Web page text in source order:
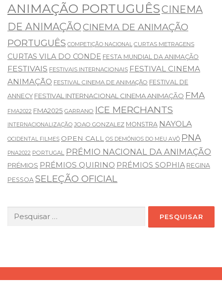
ANIMAÇÃO PORTUGUÊSCINEMA
DE ANIMAÇÃOCINEMA DE ANIMAÇÃO
PORTUGUÊS COMPETIÇÃO NACIONAL CURTAS METRAGENS
CURTAS VILA DO CONDE FESTA MUNDIAL DA ANIMAÇÃO
FESTIVAIS FESTIVAIS INTERNACIONAIS FESTIVAL CINEMA
ANIMAÇÃO FESTIVAL CINEMA DE ANIMAÇÃO FESTIVAL DE
ANNECY FESTIVAL INTERNACIONAL CINEMA ANIMAÇÃO FMA
FMA2022 FMA2025 GARRANO ICE MERCHANTS
INTERNACIONALIZAÇÃO JOAO GONZALEZ MONSTRA NAYOLA
OCIDENTAL FILMES OPEN CALL OS DEMÓNIOS DO MEU AVÔ PNA
PNA2022 PORTUGAL PRÉMIO NACIONAL DA ANIMAÇÃO
PRÉMIOS PRÉMIOS QUIRINO PRÉMIOS SOPHIA REGINA
PESSOA SELEÇÃO OFICIAL
por: